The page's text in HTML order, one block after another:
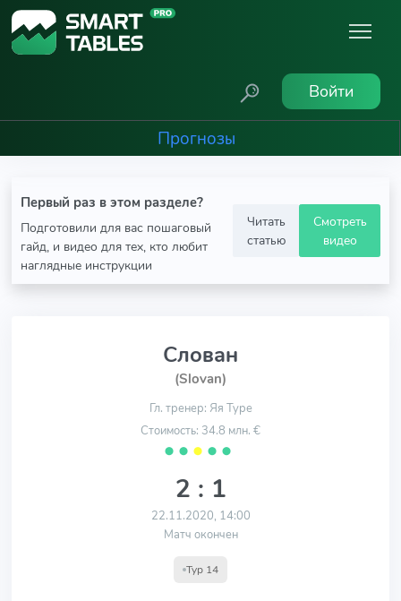
Войти
Прогнозы
Первый раз в этом разделе?
Подготовили для вас пошаговый
гайд, и видео для тех, кто любит
наглядные инструкции
Читать
статью
Смотреть
видео
Слован
(Slovan)
Гл. тренер: Яя Туре
Стоимость: 34.8 млн. €
⬤ ⬤ ⬤ ⬤ ⬤
2 : 1
22.11.2020, 14:00
Матч окончен
Тур 14